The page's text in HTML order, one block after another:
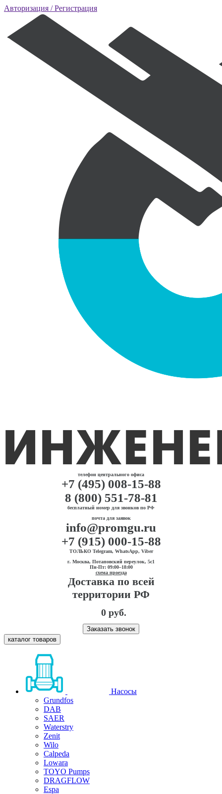
Авторизация / Регистрация
телефон центрального офиса
+7 (495) 008-15-88
8 (800) 551-78-81
бесплатный номер для звонков по РФ
почта для заявок
info@promgu.ru
+7 (915) 000-15-88
ТОЛЬКО Telegram, WhatsApp, Viber
г. Москва, Потаповский переулок, 5с1
Пн-Пт: 09:00–18:00
схема проезда
Доставка по всей
территории РФ
0 руб.
Заказать звонок
каталог товаров
Насосы
Grundfos
DAB
SAER
Waterstry
Zenit
Wilo
Calpeda
Lowara
TOYO Pumps
DRAGFLOW
Espa